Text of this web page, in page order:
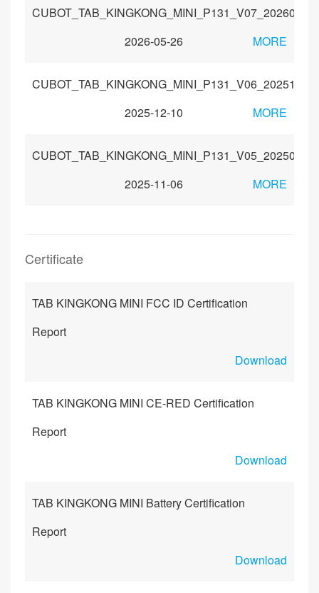
CUBOT_TAB_KINGKONG_MINI_P131_V07_20260109
2026-05-26
MORE
CUBOT_TAB_KINGKONG_MINI_P131_V06_20251121
2025-12-10
MORE
CUBOT_TAB_KINGKONG_MINI_P131_V05_20250827
2025-11-06
MORE
Certificate
TAB KINGKONG MINI FCC ID Certification
Report
Download
TAB KINGKONG MINI CE-RED Certification
Report
Download
TAB KINGKONG MINI Battery Certification
Report
Download